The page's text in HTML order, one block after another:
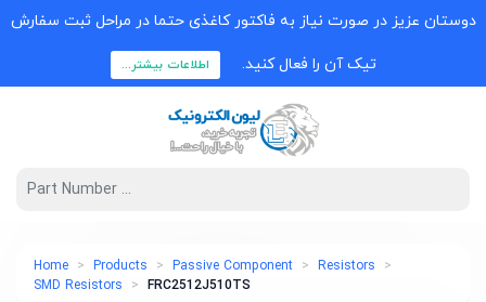
دوستان عزیز در صورت نیاز به فاکتور کاغذی حتما در مراحل ثبت سفارش
تیک آن را فعال کنید. اطلاعات بیشتر...
Home Products Passive Component
Resistors
SMD Resistors
FRC2512J510TS